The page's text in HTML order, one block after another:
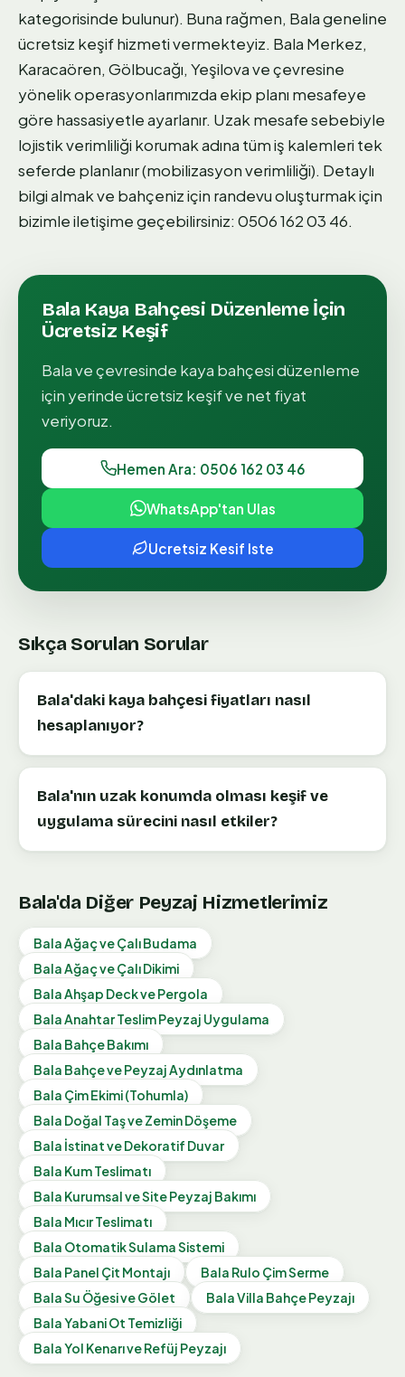
kategorisinde bulunur). Buna rağmen, Bala geneline
ücretsiz keşif hizmeti vermekteyiz. Bala Merkez,
Karacaören, Gölbucağı, Yeşilova ve çevresine
yönelik operasyonlarımızda ekip planı mesafeye
göre hassasiyetle ayarlanır. Uzak mesafe sebebiyle
lojistik verimliliği korumak adına tüm iş kalemleri tek
seferde planlanır (mobilizasyon verimliliği). Detaylı
bilgi almak ve bahçeniz için randevu oluşturmak için
bizimle iletişime geçebilirsiniz: 0506 162 03 46.
Bala Kaya Bahçesi Düzenlemeİçin
Ücretsiz Keşif
Balave çevresinde kaya bahçesi düzenleme
için yerinde ücretsiz keşif ve net fiyat
veriyoruz.
Hemen Ara: 0506 162 03 46
WhatsApp'tan Ulas
Ucretsiz Kesif Iste
Sıkça Sorulan Sorular
Bala'daki kaya bahçesi fiyatları nasıl
hesaplanıyor?
Bala'nın uzak konumda olması keşif ve
uygulama sürecini nasıl etkiler?
Bala'da Diğer Peyzaj Hizmetlerimiz
BalaAğaç ve Çalı Budama
BalaAğaç ve Çalı Dikimi
BalaAhşap Deck ve Pergola
BalaAnahtar Teslim Peyzaj Uygulama
Bala Bahçe Bakımı
Bala Bahçe ve Peyzaj Aydınlatma
Bala Çim Ekimi (Tohumla)
Bala Doğal Taş ve Zemin Döşeme
Bala İstinat ve Dekoratif Duvar
Bala Kum Teslimatı
Bala Kurumsal ve Site Peyzaj Bakımı
Bala Mıcır Teslimatı
Bala Otomatik Sulama Sistemi
Bala Panel Çit Montajı Bala Rulo Çim Serme
BalaSu Öğesi ve Gölet BalaVilla Bahçe Peyzajı
BalaYabani Ot Temizliği
BalaYol Kenarı ve Refüj Peyzajı